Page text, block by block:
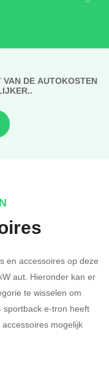
DE AUTOKOSTEN
en accessoires op deze
aut. Hieronder kan er
te wisselen om
sportback e-tron heeft
mogelijk